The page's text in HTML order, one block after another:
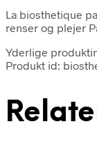
La biosthetique
renser og plejer
Yderlige
Produkt id: